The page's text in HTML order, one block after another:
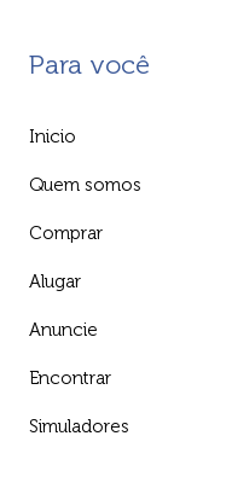
Para você
Inicio
Quem somos
Comprar
Alugar
Anuncie
Encontrar
Simuladores